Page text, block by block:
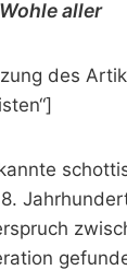
aller
des